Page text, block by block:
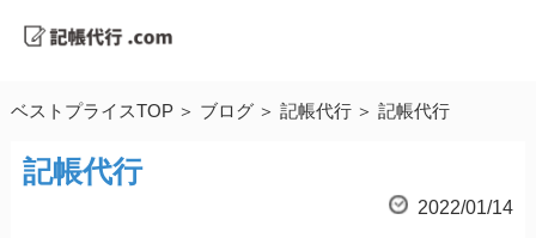
ベストプライスTOP ブログ 記帳代行 記帳代行
記帳代行
2022/01/14